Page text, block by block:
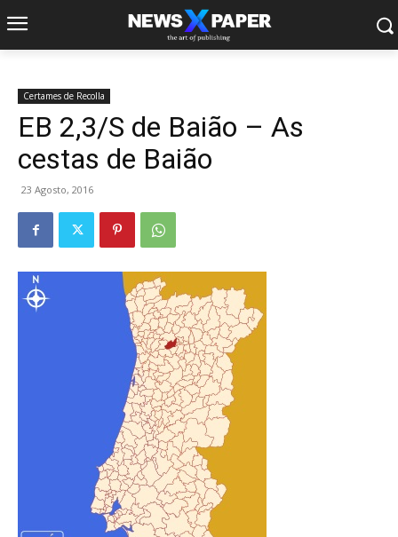
Certames de Recolla
EB 2,3/S de Baião – As
cestas de Baião
23 Agosto, 2016